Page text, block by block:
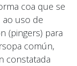
coa que se
ao uso de
(pingers) para
común,
constatada